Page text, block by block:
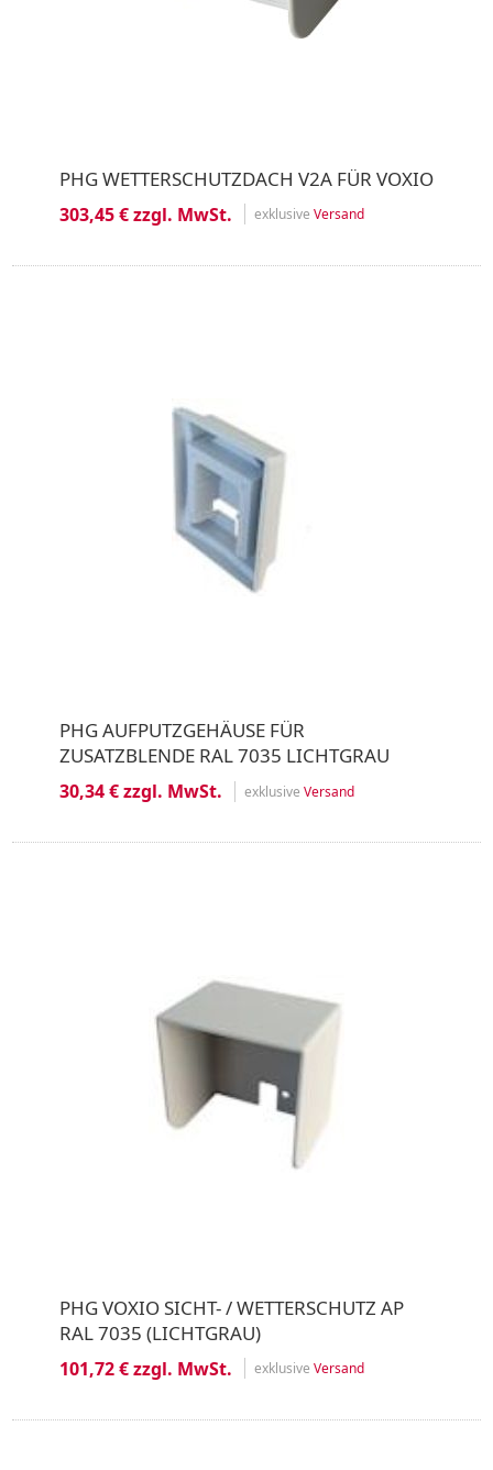
PHG WETTERSCHUTZDACH V2A FÜR VOXIO
303,45 € zzgl. MwSt. exklusive Versand
PHG AUFPUTZGEHÄUSE FÜR
ZUSATZBLENDE RAL 7035 LICHTGRAU
30,34 € zzgl. MwSt. exklusive Versand
PHG VOXIO SICHT- / WETTERSCHUTZ AP
RAL 7035 (LICHTGRAU)
101,72 € zzgl. MwSt. exklusive Versand